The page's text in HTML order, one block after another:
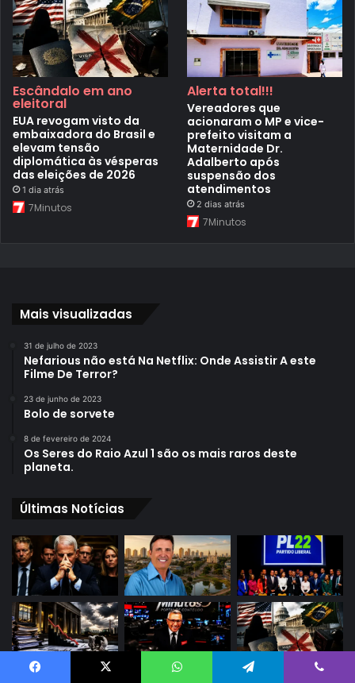
Escândalo em ano
eleitoral
EUA revogam visto da
embaixadora do Brasil e
elevam tensão
diplomática às vésperas
das eleições de 2026
1 dia atrás
7Minutos
Alerta total!!!
Vereadores que
acionaram o MP e vice-
prefeito visitam a
Maternidade Dr.
Adalberto após
suspensão dos
atendimentos
2 dias atrás
7Minutos
Mais visualizadas
31 de julho de 2023
Nefarious não está Na Netflix: Onde Assistir A este
Filme De Terror?
23 de junho de 2023
Bolo de sorvete
8 de fevereiro de 2024
Os Seres do Raio Azul 1 são os mais raros deste
planeta.
Últimas Notícias